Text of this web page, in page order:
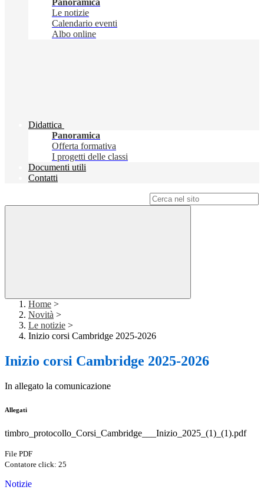
Panoramica
Le notizie
Calendario eventi
Albo online
Didattica
Panoramica
Offerta formativa
I progetti delle classi
Documenti utili
Contatti
Home >
Novità >
Le notizie >
Inizio corsi Cambridge 2025-2026
Inizio corsi Cambridge 2025-2026
In allegato la comunicazione
Allegati
timbro_protocollo_Corsi_Cambridge___Inizio_2025_(1)_(1).pdf
File PDF
Contatore click: 25
Notizie